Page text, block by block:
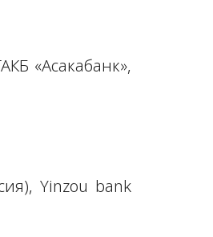
«Асакабанк»,
Yinzou bank